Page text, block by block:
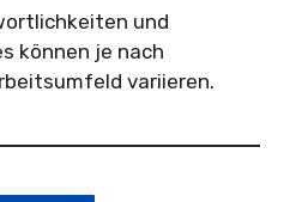
und
können je nach
variieren.